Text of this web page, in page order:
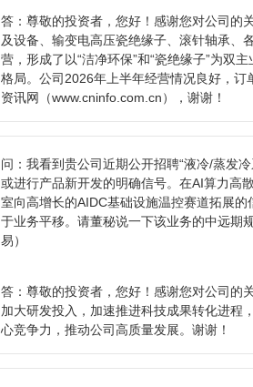
答： 尊敬的投资者，您好！感谢您对公司的
及设备、输变电高压瓷绝缘子、滚针轴承、
营，形成了以“洁净环保”和“瓷绝缘子”为双
格局。公司2026年上半年经营情况良好，
资讯网（www.cninfo.com.cn），谢谢！
问： 我看到贵公司近期公开招聘“液冷/蒸发
或进行产品新开发的明确信号。在AI算力高
室向高增长的AIDC基础设施温控赛道拓展
于业务平移。请董秘说一下该业务的中远期
易）
答： 尊敬的投资者，您好！感谢您对公司的
加大研发投入，加速推进科技成果转化进程
心竞争力，推动公司高质量发展。谢谢！